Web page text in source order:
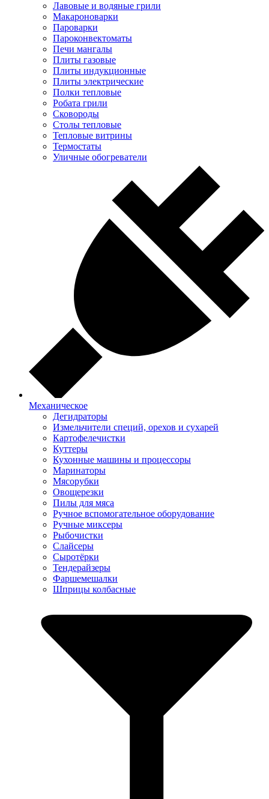
Лавовые и водяные грили
Макароноварки
Пароварки
Пароконвектоматы
Печи мангалы
Плиты газовые
Плиты индукционные
Плиты электрические
Полки тепловые
Робата грили
Сковороды
Столы тепловые
Тепловые витрины
Термостаты
Уличные обогреватели
Механическое
Дегидраторы
Измельчители специй, орехов и сухарей
Картофелечистки
Куттеры
Кухонные машины и процессоры
Маринаторы
Мясорубки
Овощерезки
Пилы для мяса
Ручное вспомогательное оборудование
Ручные миксеры
Рыбочистки
Слайсеры
Сыротёрки
Тендерайзеры
Фаршемешалки
Шприцы колбасные